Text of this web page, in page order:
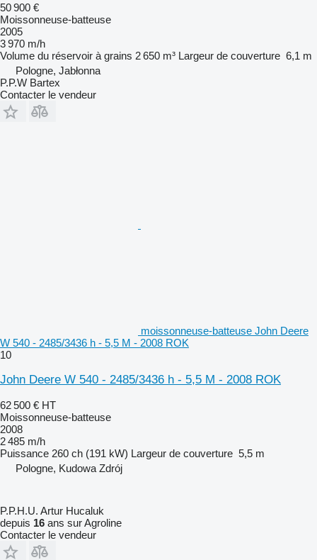
50 900 €
Moissonneuse-batteuse
2005
3 970 m/h
Volume du réservoir à grains 2 650 m³ Largeur de couverture 6,1 m
Pologne, Jabłonna
P.P.W Bartex
Contacter le vendeur
moissonneuse-batteuse John Deere
W 540 - 2485/3436 h - 5,5 M - 2008 ROK
10
John Deere W 540 - 2485/3436 h - 5,5 M - 2008 ROK
62 500 € HT
Moissonneuse-batteuse
2008
2 485 m/h
Puissance 260 ch (191 kW) Largeur de couverture 5,5 m
Pologne, Kudowa Zdrój
P.P.H.U. Artur Hucaluk
depuis 16 ans sur Agroline
Contacter le vendeur